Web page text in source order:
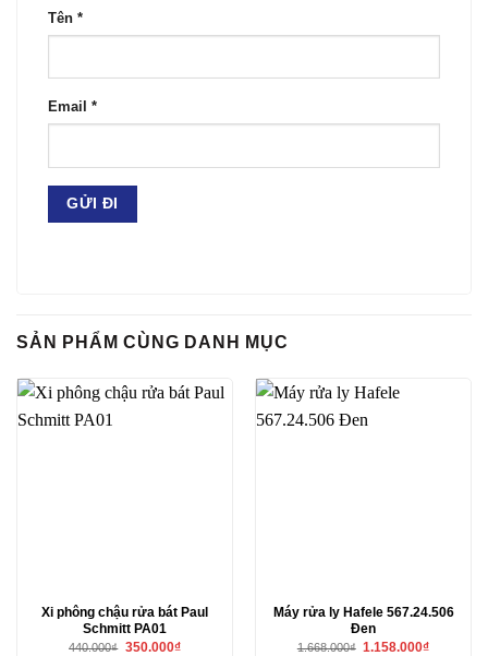
Tên *
Email *
SẢN PHẨM CÙNG DANH MỤC
Xi phông chậu rửa bát Paul
Schmitt PA01
440.000₫ Giá
350.000₫Giá
Máy rửa ly Hafele 567.24.506
Đen
1.668.000₫ Giá
1.158.000₫Giá